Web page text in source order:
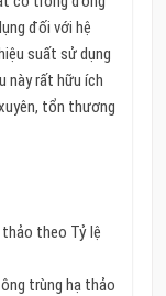
đối với hệ
suất sử dụng
này rất hữu ích
tổn thương
thảo theo Tỷ lệ
trùng hạ thảo